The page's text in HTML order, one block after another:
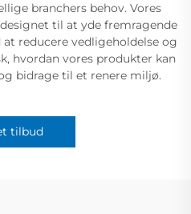
branchers behov. Vores
til at yde fremragende
reducere vedligeholdelse og
hvordan vores produkter kan
bidrage til et renere miljø.
tilbud